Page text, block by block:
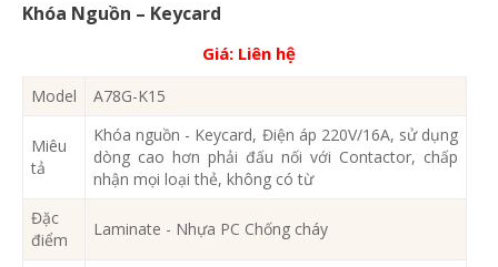
Khóa Nguồn – Keycard
Giá: Liên hệ
Model A78G-K15
Miêu
tả
Khóa nguồn - Keycard, Điện áp 220V/16A, sử dụng
dòng cao hơn phải đấu nối với Contactor, chấp
nhận mọi loại thẻ, không có từ
Đặc
điểm
Laminate - Nhựa PC Chống cháy